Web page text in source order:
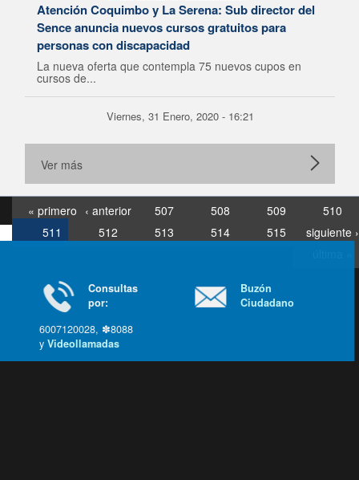
Atención Coquimbo y La Serena: Sub director del
Sence anuncia nuevos cursos gratuitos para
personas con discapacidad
La nueva oferta que contempla 75 nuevos cupos en
cursos de...
Viernes, 31 Enero, 2020 - 16:21
Ver más
« primero ‹ anterior 507 508 509
510
511
512 513 514 515
siguiente ›
Consultas
por:
6007120028, ✽8088
yVideollamadas
Buzón
Ciudadano